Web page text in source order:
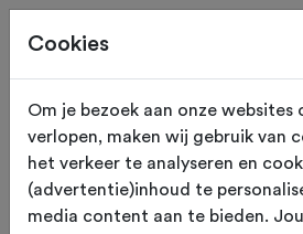
The
toertocht
Cookies
Om je bezoek aan onze
verlopen, maken wij gebruik van
het verkeer te analyseren en
(advertentie)inhoud te
media content aan te bieden.